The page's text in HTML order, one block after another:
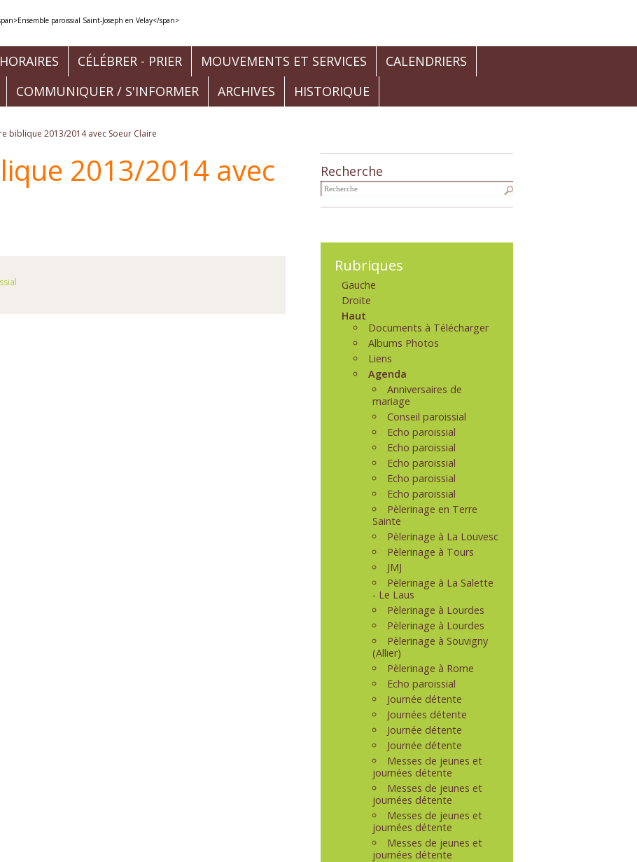
HORAIRES CÉLÉBRER - PRIER MOUVEMENTS ET SERVICES
CALENDRIERS
COMMUNIQUER / S'INFORMER ARCHIVES HISTORIQUE
biblique 2013/2014 avec Soeur Claire
Recherche
Navigation
Rubriques
Gauche
Droite
Haut
Documents à Télécharger
Albums Photos
Liens
Agenda
Anniversaires de
mariage
Conseil paroissial
Echo paroissial
Echo paroissial
Echo paroissial
Echo paroissial
Echo paroissial
Pèlerinage en Terre
Sainte
Pèlerinage à La Louvesc
Pèlerinage à Tours
JMJ
Pèlerinage à La Salette
- Le Laus
Pèlerinage à Lourdes
Pèlerinage à Lourdes
Pèlerinage à Souvigny
(Allier)
Pèlerinage à Rome
Echo paroissial
Journée détente
Journées détente
Journée détente
Journée détente
Messes de jeunes et
journées détente
Messes de jeunes et
journées détente
Messes de jeunes et
journées détente
Messes de jeunes et
journées détente
2013/2014 avec